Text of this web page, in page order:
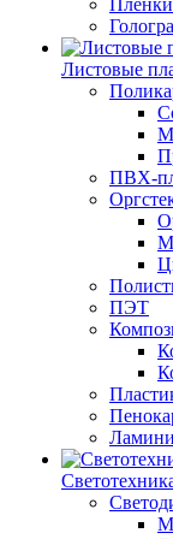
Пленки
Листовые
ПВХ-
ПЭТ